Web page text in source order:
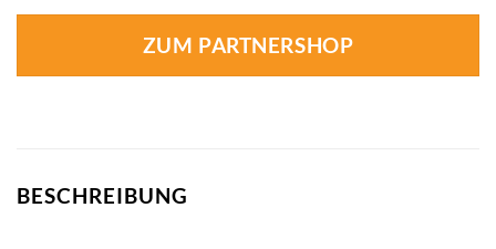
ZUM PARTNERSHOP
BESCHREIBUNG